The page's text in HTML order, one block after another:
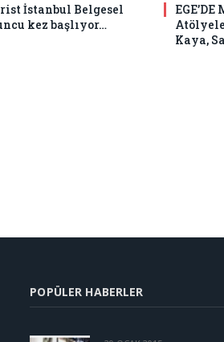
İstanbul Belgesel
kez başlıyor…
Kaya,
POPÜLER HABERLER